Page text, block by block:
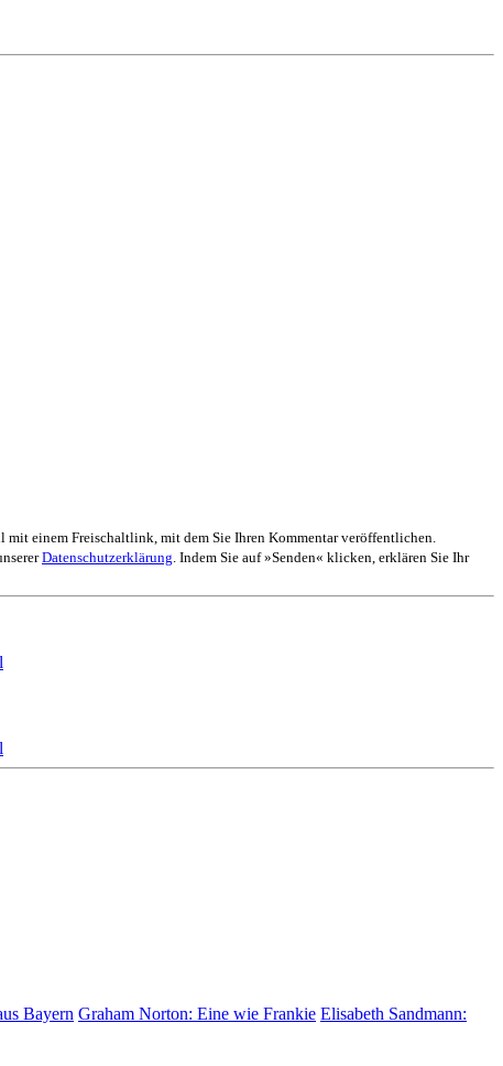
mit einem Freischaltlink, mit dem Sie Ihren Kommentar veröffentlichen.
Datenschutzerklärung . Indem Sie auf »Senden« klicken, erklären Sie Ihr
Bayern Graham Norton: Eine wie Frankie Elisabeth Sandmann: